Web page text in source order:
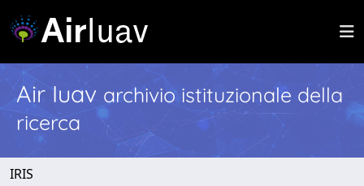
Air Iuav archivio istituzionale della
ricerca
IRIS